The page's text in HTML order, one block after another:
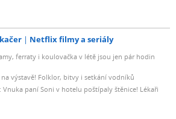
Netflix filmy a seriály
ferraty i koulovačka v létě jsou jen pár hodin
výstavě! Folklor, bitvy i setkání vodníků
paní Soni v hotelu poštípaly štěnice! Lékaři